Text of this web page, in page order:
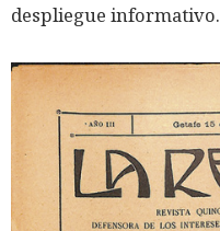
despliegue informativo.